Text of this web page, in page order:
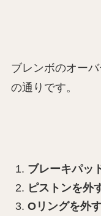
ブレンボのオー
の通りです。
ブレーキパッ
ピストンを外
Oリングを外